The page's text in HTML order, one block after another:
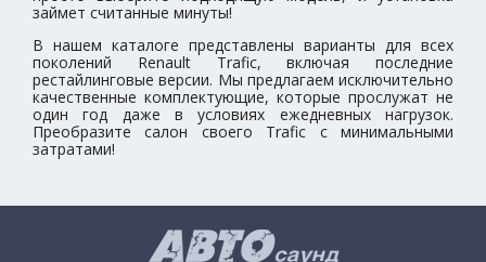
займет считанные минуты!
В нашем каталоге представлены варианты для всех
поколений Renault Trafic, включая последние
рестайлинговые версии. Мы предлагаем исключительно
качественные комплектующие, которые прослужат не
один год даже в условиях ежедневных нагрузок.
Преобразите салон своего Trafic с минимальными
затратами!